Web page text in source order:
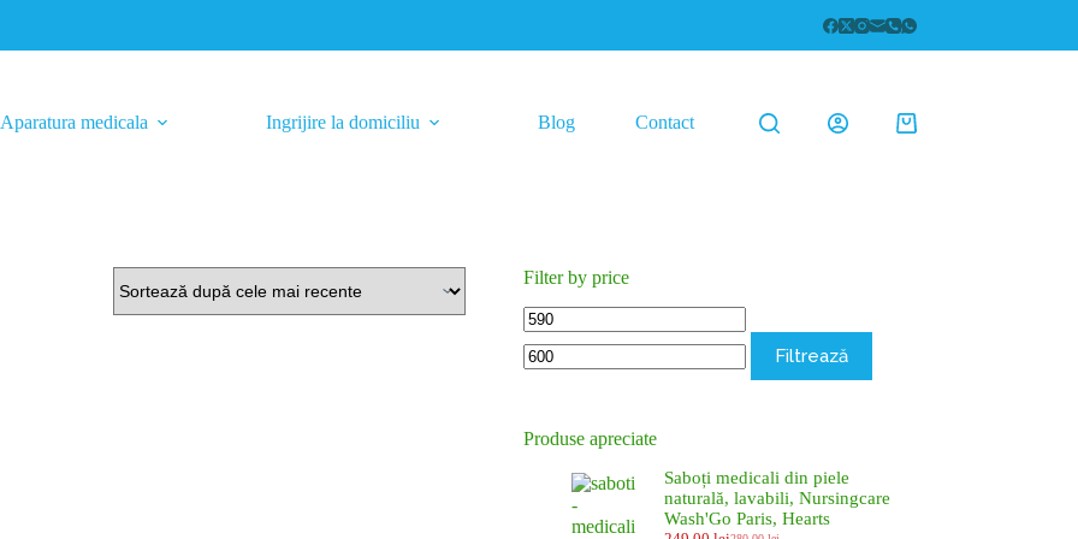
Aparatura medicala Ingrijire la domiciliu Blog Contact
Coș
Filter by price
Preț
minim
maxim
Filtrează
Produse apreciate
Saboți medicali din piele
naturală, lavabili, Nursingcare
Wash'Go Paris, Hearts